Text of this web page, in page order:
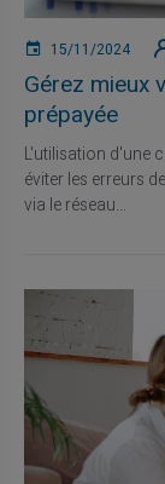
15/11/2024
Gérez mieux
prépayée
L'utilisation d'une
éviter les erreurs
via le réseau...